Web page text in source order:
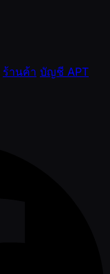
ร้านค้า บัญชี APT